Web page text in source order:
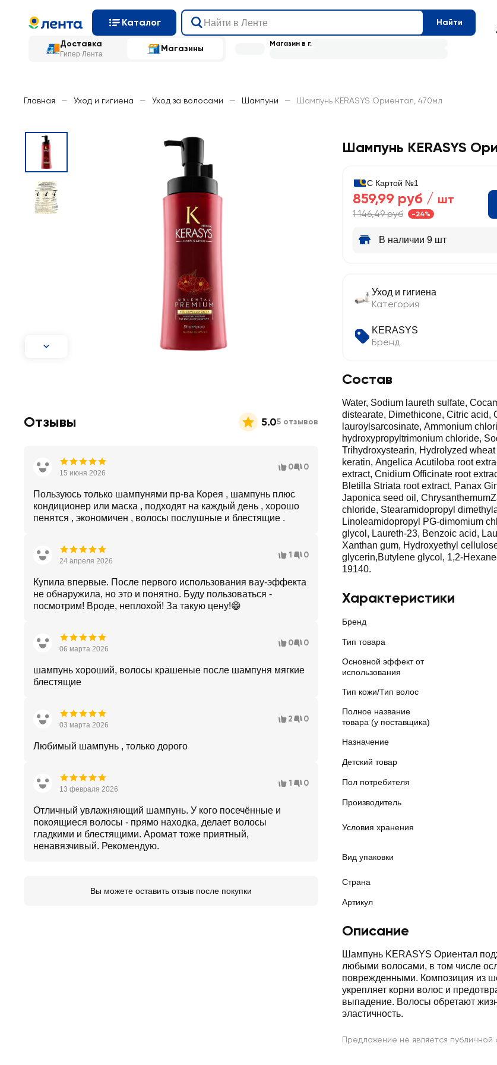
Каталог Найти
Доставка
Гипер Лента
Магазины Магазин в г.
Главная — Уход и гигиена — Уход за волосами — Шампуни — Шампунь KERASYS Ориентал, 470мл
Шампунь KERASYS
С Картой №1
859,99 руб / шт
1 146,49 руб -24%
В наличии 9 шт
Уход и гигиена
Категория
KERASYS
Бренд
Состав
Water, Sodium laureth sulfate,
distearate, Dimethicone, Citric acid,
lauroylsarcosinate, Ammonium
hydroxypropyltrimonium chloride,
Trihydroxystearin, Hydrolyzed
keratin, Angelica Acutiloba root
extract, Cnidium Officinate root
Bletilla Striata root extract, Panax
Japonica seed oil,
chloride, Stearamidopropyl
Linoleamidopropyl PG-dimomium
glycol, Laureth-23, Benzoic acid,
Xanthan gum, Hydroxyethyl
glycerin,Butylene glycol, 1,2-
19140.
Характеристики
Бренд
Тип товара
Основной эффект от
использования
Тип кожи/Тип волос
Полное название
товара (у поставщика)
Назначение
Детский товар
Пол потребителя
Производитель
Условия хранения
Вид упаковки
Страна
Артикул
Описание
Шампунь KERASYS Ориентал
любыми волосами, в том числе
поврежденными. Композиция из
укрепляет корни волос и
выпадение. Волосы обретают
эластичность.
Предложение не является
Отзывы 5.05 отзывов
15 июня 2026
0 0
Пользуюсь только шампунями пр-ва Корея , шампунь плюс
кондиционер или маска , подходят на каждый день , хорошо
пенятся , экономичен , волосы послушные и блестящие .
24 апреля 2026
1 0
Купила впервые. После первого использования вау-эффекта
не обнаружила, но это и понятно. Буду пользоваться -
посмотрим! Вроде, неплохой! За такую цену!😁
06 марта 2026
0 0
шампунь хороший, волосы крашеные после шампуня мягкие
блестящие
03 марта 2026
2 0
Любимый шампунь , только дорого
13 февраля 2026
1 0
Отличный увлажняющий шампунь. У кого посечённые и
покоящиеся волосы - прямо находка, делает волосы
гладкими и блестящими. Аромат тоже приятный,
ненавязчивый. Рекомендую.
Вы можете оставить отзыв после покупки